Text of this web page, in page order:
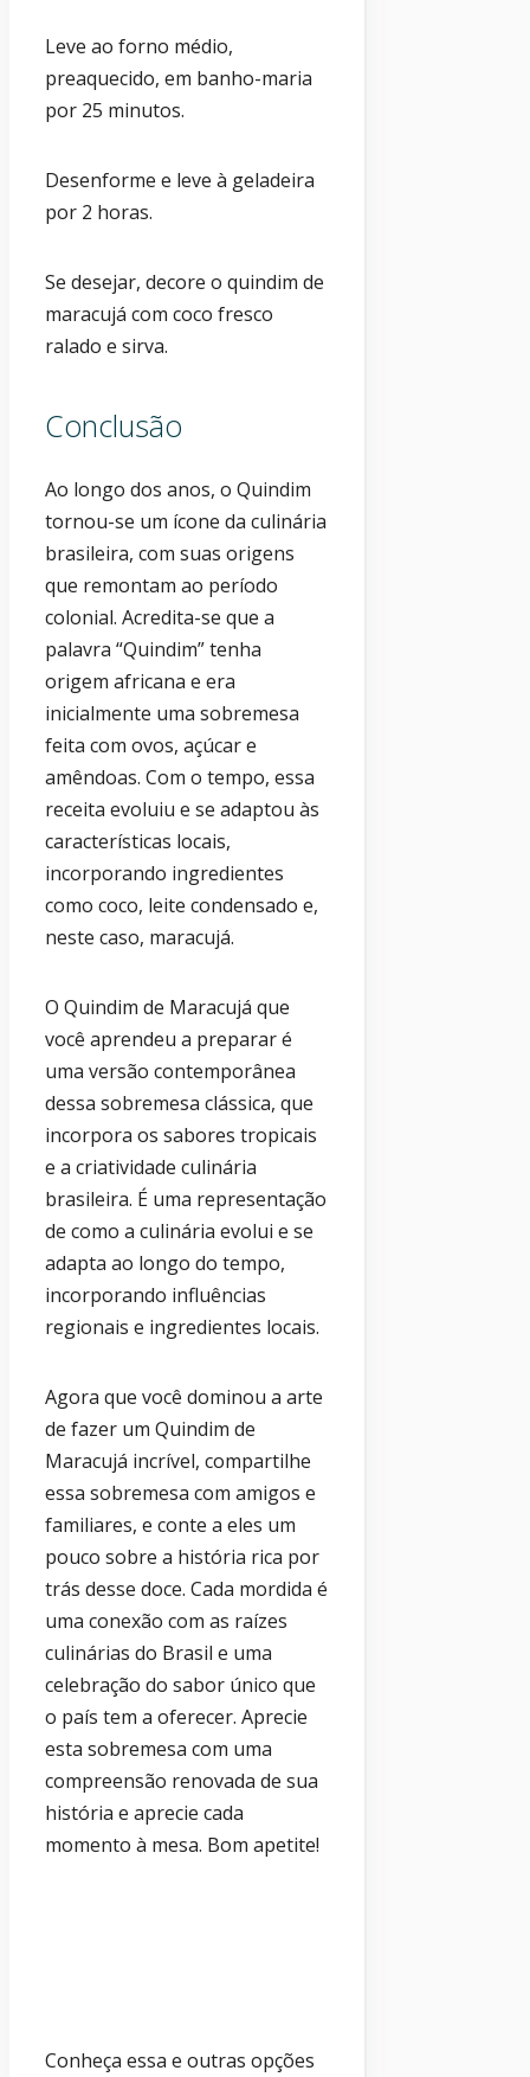
Leve ao forno médio,
preaquecido, em banho-maria
por 25 minutos.
Desenforme e leve à geladeira
por 2 horas.
Se desejar, decore o quindim de
maracujá com coco fresco
ralado e sirva.
Conclusão
Ao longo dos anos, o Quindim
tornou-se um ícone da culinária
brasileira, com suas origens
que remontam ao período
colonial. Acredita-se que a
palavra “Quindim” tenha
origem africana e era
inicialmente uma sobremesa
feita com ovos, açúcar e
amêndoas. Com o tempo, essa
receita evoluiu e se adaptou às
características locais,
incorporando ingredientes
como coco, leite condensado e,
neste caso, maracujá.
O Quindim de Maracujá que
você aprendeu a preparar é
uma versão contemporânea
dessa sobremesa clássica, que
incorpora os sabores tropicais
e a criatividade culinária
brasileira. É uma representação
de como a culinária evolui e se
adapta ao longo do tempo,
incorporando influências
regionais e ingredientes locais.
Agora que você dominou a arte
de fazer um Quindim de
Maracujá incrível, compartilhe
essa sobremesa com amigos e
familiares, e conte a eles um
pouco sobre a história rica por
trás desse doce. Cada mordida é
uma conexão com as raízes
culinárias do Brasil e uma
celebração do sabor único que
o país tem a oferecer. Aprecie
esta sobremesa com uma
compreensão renovada de sua
história e aprecie cada
momento à mesa. Bom apetite!
Conheça essa e outras opções